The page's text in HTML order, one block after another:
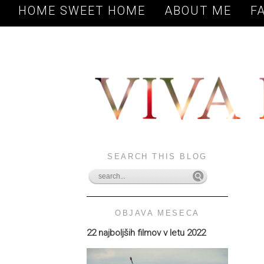
HOME SWEET HOME ABOUT ME
SEARCH THIS BLOG
OBJAVA MESECA
22 najboljših filmov v letu 2022